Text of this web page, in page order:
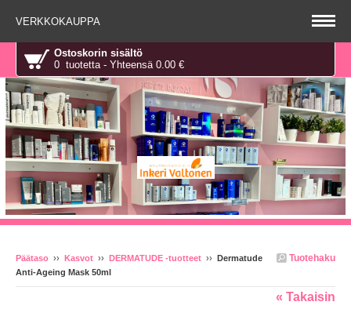
VERKKOKAUPPA
Ostoskorin sisältö
0 tuotetta - Yhteensä 0.00 €
Tuotehaku
Päätaso ›› Kasvot ›› DERMATUDE -tuotteet ››
Dermatude
Anti-Ageing Mask 50ml
« Takaisin